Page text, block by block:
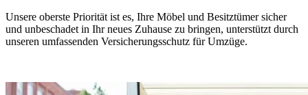
Unsere oberste Priorität ist es, Ihre Möbel und Besitztümer sicher
und unbeschadet in Ihr neues Zuhause zu bringen, unterstützt durch
unseren umfassenden Versicherungsschutz für Umzüge.